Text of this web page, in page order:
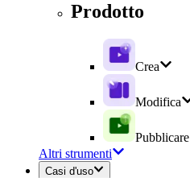
Prodotto
Crea
Modifica
Pubblicare
Altri strumenti
Casi d'uso